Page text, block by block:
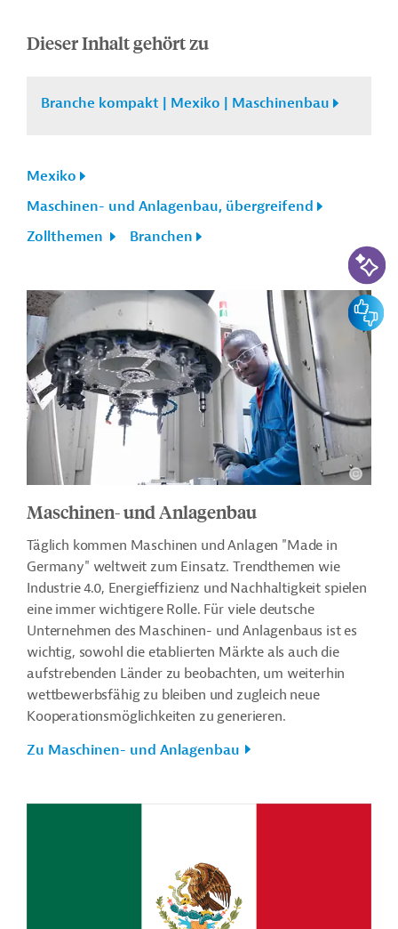
Dieser Inhalt gehört zu
Branche kompakt | Mexiko | Maschinenbau
Mexiko
Maschinen- und Anlagenbau, übergreifend
Zollthemen
Branchen
Maschinen- und Anlagenbau
Täglich kommen Maschinen und Anlagen "Made in
Germany" weltweit zum Einsatz. Trendthemen wie
Industrie 4.0, Energieffizienz und Nachhaltigkeit spielen
eine immer wichtigere Rolle. Für viele deutsche
Unternehmen des Maschinen- und Anlagenbaus ist es
wichtig, sowohl die etablierten Märkte als auch die
aufstrebenden Länder zu beobachten, um weiterhin
wettbewerbsfähig zu bleiben und zugleich neue
Kooperationsmöglichkeiten zu generieren.
Zu Maschinen- und Anlagenbau
KI-